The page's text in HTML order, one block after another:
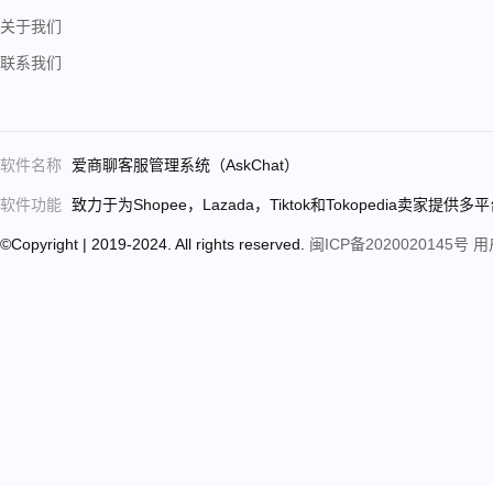
关于我们
联系我们
软件名称 爱商聊客服管理系统（AskChat）
软件功能 致力于为Shopee，Lazada，Tiktok和Tokopedia卖家提供多
©Copyright | 2019-2024. All rights reserved. 闽ICP备2020020145号